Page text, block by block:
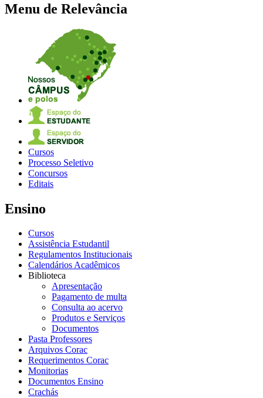
Menu de Relevância
Cursos
Processo Seletivo
Concursos
Editais
Ensino
Cursos
Assistência Estudantil
Regulamentos Institucionais
Calendários Acadêmicos
Biblioteca
Apresentação
Pagamento de multa
Consulta ao acervo
Produtos e Serviços
Documentos
Pasta Professores
Arquivos Corac
Requerimentos Corac
Monitorias
Documentos Ensino
Crachás